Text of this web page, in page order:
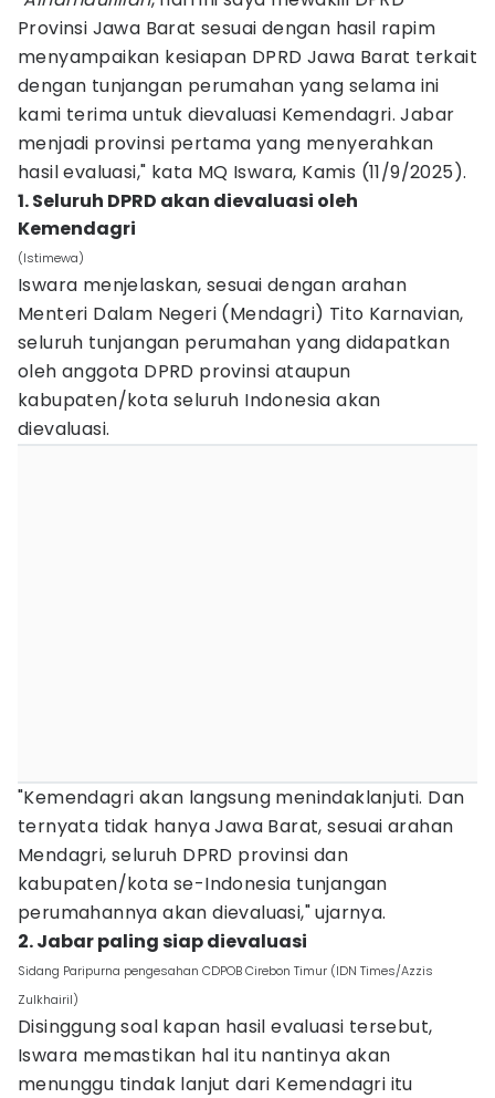
Provinsi Jawa Barat sesuai dengan hasil rapim
menyampaikan kesiapan DPRD Jawa Barat terkait
dengan tunjangan perumahan yang selama ini
kami terima untuk dievaluasi Kemendagri. Jabar
menjadi provinsi pertama yang menyerahkan
hasil evaluasi," kata MQ Iswara, Kamis (11/9/2025).
1. Seluruh DPRD akan dievaluasi oleh
Kemendagri
(Istimewa)
Iswara menjelaskan, sesuai dengan arahan
Menteri Dalam Negeri (Mendagri) Tito Karnavian,
seluruh tunjangan perumahan yang didapatkan
oleh anggota DPRD provinsi ataupun
kabupaten/kota seluruh Indonesia akan
dievaluasi.
"Kemendagri akan langsung menindaklanjuti. Dan
ternyata tidak hanya Jawa Barat, sesuai arahan
Mendagri, seluruh DPRD provinsi dan
kabupaten/kota se-Indonesia tunjangan
perumahannya akan dievaluasi," ujarnya.
2. Jabar paling siap dievaluasi
Sidang Paripurna pengesahan CDPOB Cirebon Timur (IDN Times/Azzis
Zulkhairil)
Disinggung soal kapan hasil evaluasi tersebut,
Iswara memastikan hal itu nantinya akan
menunggu tindak lanjut dari Kemendagri itu